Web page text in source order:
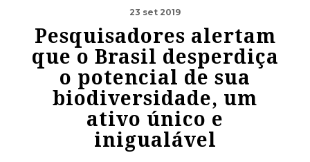
23 set 2019
Pesquisadores alertam
que o Brasil desperdiça
o potencial de sua
biodiversidade, um
ativo único e
inigualável